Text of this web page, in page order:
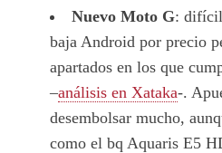
Nuevo Moto G: difícil
baja Android por precio
apartados en los que
–análisis en Xataka-.
desembolsar mucho,
como el bq Aquaris E5